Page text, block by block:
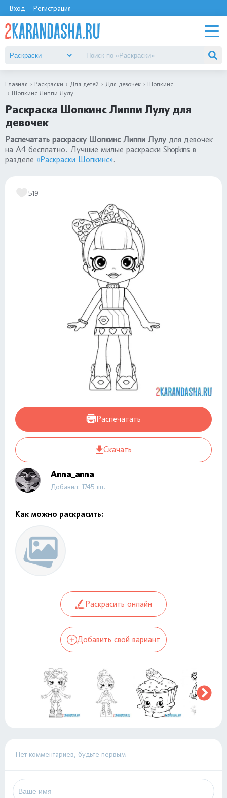
Вход Регистрация
Главная Раскраски Для детей Для девочек
Шопкинс
Шопкинс Липпи Лулу
Раскраска Шопкинс Липпи Лулу для
девочек
Распечатать раскраску Шопкинс Липпи Лулу для девочек
на А4 бесплатно. Лучшие милые раскраски Shopkins в
разделе «Раскраски Шопкинс».
519
Распечатать
Скачать
Anna_anna
Добавил: 1745 шт.
Как можно раскрасить:
Раскрасить онлайн
Добавить свой вариант
Нет комментариев, будьте первым